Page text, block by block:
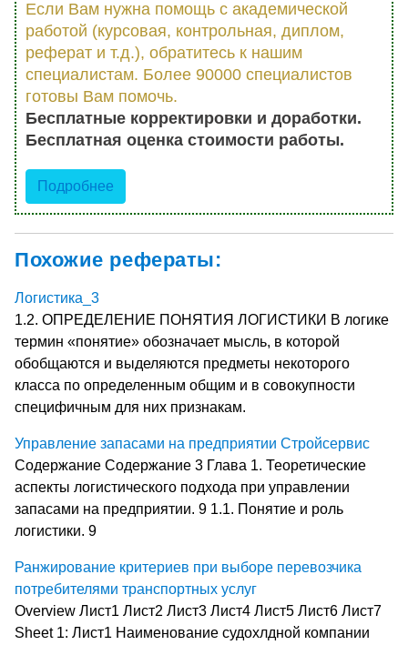
Если Вам нужна помощь с академической
работой (курсовая, контрольная, диплом,
реферат и т.д.), обратитесь к нашим
специалистам. Более 90000 специалистов
готовы Вам помочь.
Бесплатные корректировки и доработки.
Бесплатная оценка стоимости работы.
Подробнее
Похожие рефераты:
Логистика_3
1.2. ОПРЕДЕЛЕНИЕ ПОНЯТИЯ ЛОГИСТИКИ В логике
термин «понятие» обозначает мысль, в которой
обобщаются и выделяются предметы некоторого
класса по определенным общим и в совокупности
специфичным для них признакам.
Управление запасами на предприятии Стройсервис
Содержание Содержание 3 Глава 1. Теоретические
аспекты логистического подхода при управлении
запасами на предприятии. 9 1.1. Понятие и роль
логистики. 9
Ранжирование критериев при выборе перевозчика
потребителями транспортных услуг
Overview Лист1 Лист2 Лист3 Лист4 Лист5 Лист6 Лист7
Sheet 1: Лист1 Наименование судохлдной компании